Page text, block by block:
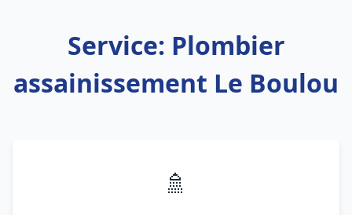
Service: Plombier
assainissement Le Boulou
🚿